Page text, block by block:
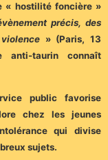
« hostilité foncière »
précis, des
» (Paris, 13
anti-taurin connaît
public favorise
chez les jeunes
qui divise
sujets.